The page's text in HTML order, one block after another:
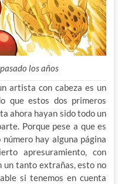
los años
artista con cabeza es un
que estos dos primeros
ahora hayan sido todo un
Porque pese a que es
hay alguna página
apresuramiento, con
un tanto extrañas, esto no
si tenemos en cuenta